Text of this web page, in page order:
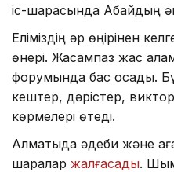
іс-шарасында Абайдың
Еліміздің әр өңірінен
өнері. Жасампаз жас
форумында бас қосады.
кештер, дәрістер,
көрмелері өтеді.
Алматыда әдеби және
шаралар жалғасады.